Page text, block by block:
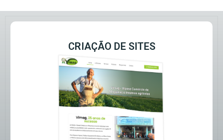
CRIAÇÃO DE SITES